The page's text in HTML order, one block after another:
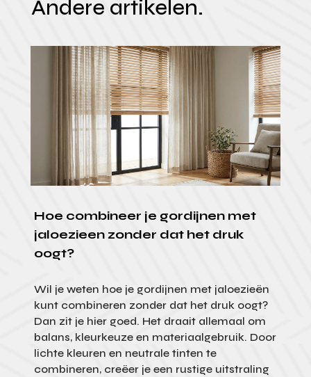
Andere artikelen.
Hoe combineer je gordijnen met
jaloezieen zonder dat het druk
oogt?
Wil je weten hoe je gordijnen met jaloezieën
kunt combineren zonder dat het druk oogt?
Dan zit je hier goed. Het draait allemaal om
balans, kleurkeuze en materiaalgebruik. Door
lichte kleuren en neutrale tinten te
combineren, creëer je een rustige uitstraling